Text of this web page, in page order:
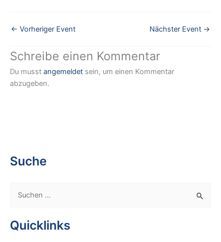
← Vorheriger Event Nächster Event →
Schreibe einen Kommentar
Du musst angemeldet sein, um einen Kommentar
abzugeben.
Suche
h
Quicklinks